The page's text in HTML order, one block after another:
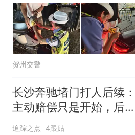
贺州交警
长沙奔驰堵门打人后续：
主动赔偿只是开始，后悔
没用，后面事更大
追踪之点 4跟贴